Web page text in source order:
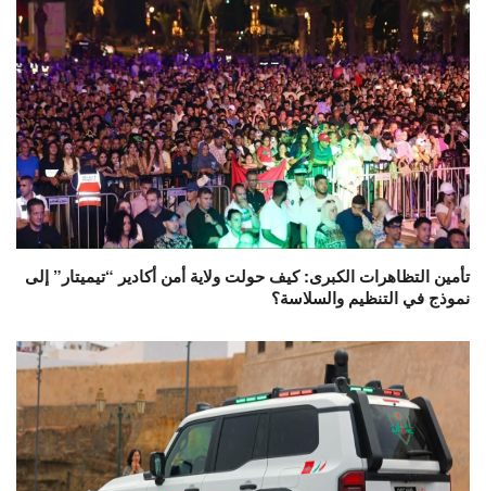
تأمين التظاهرات الكبرى: كيف حولت ولاية أمن أكادير “تيميتار” إلى
نموذج في التنظيم والسلاسة؟